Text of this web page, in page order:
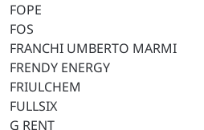
FOPE
FOS
FRANCHI UMBERTO MARMI
FRENDY ENERGY
FRIULCHEM
FULLSIX
G RENT